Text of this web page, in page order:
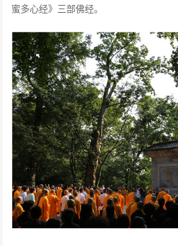
蜜多心经》三部佛经。